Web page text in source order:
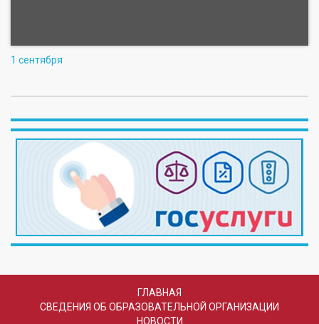
1 сентября
ГЛАВНАЯ
СВЕДЕНИЯ ОБ ОБРАЗОВАТЕЛЬНОЙ ОРГАНИЗАЦИИ
НОВОСТИ